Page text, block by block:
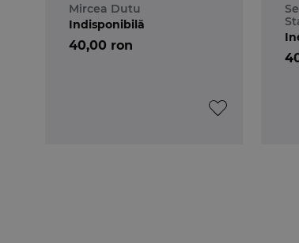
Mircea Dutu
40,00 ron
Indisponibilă